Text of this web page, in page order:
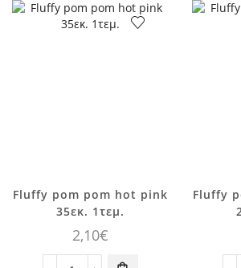
φούξια
μονόχρωμες
Fluffy pom pom hot pink
35εκ. 1τεμ.
2,10€
Fluffy